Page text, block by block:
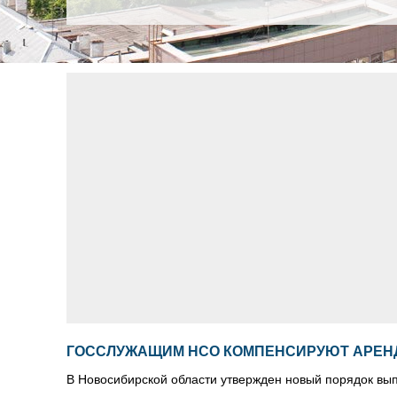
ГОССЛУЖАЩИМ НСО КОМПЕНСИРУЮТ
В Новосибирской области утвержден новый порядок